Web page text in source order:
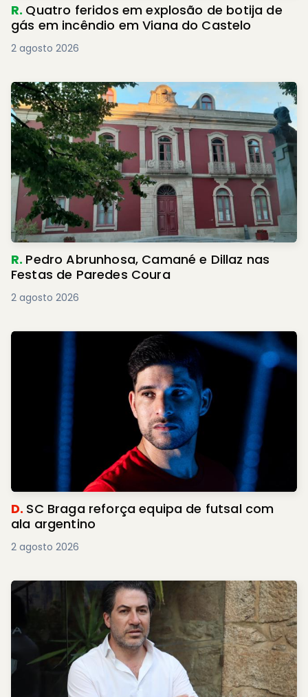
R. Quatro feridos em explosão de botija de
gás em incêndio em Viana do Castelo
2 agosto 2026
R. Pedro Abrunhosa, Camané e Dillaz nas
Festas de Paredes Coura
2 agosto 2026
D. SC Braga reforça equipa de futsal com
ala argentino
2 agosto 2026